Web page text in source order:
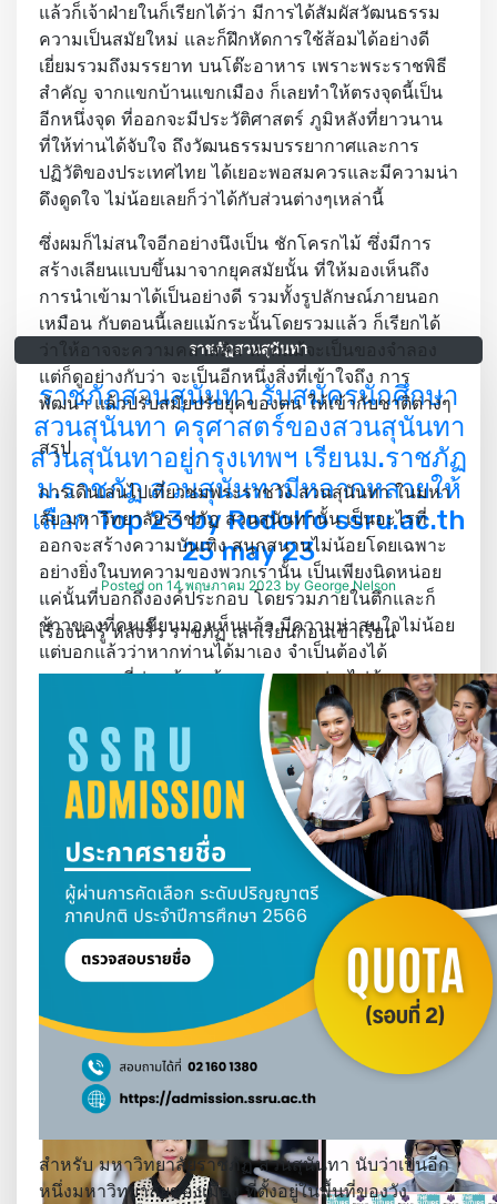
แล้วก็เจ้าฝ่ายในก็เรียกได้ว่า มีการได้สัมผัสวัฒนธรรม
ความเป็นสมัยใหม่ และก็ฝึกหัดการใช้ส้อมได้อย่างดี
เยี่ยมรวมถึงมรรยาท บนโต๊ะอาหาร เพราะพระราชพิธี
สำคัญ จากแขกบ้านแขกเมือง ก็เลยทำให้ตรงจุดนี้เป็น
อีกหนึ่งจุด ที่ออกจะมีประวัติศาสตร์ ภูมิหลังที่ยาวนาน
ที่ให้ท่านได้จับใจ ถึงวัฒนธรรมบรรยากาศและการ
ปฏิวัติของประเทศไทย ได้เยอะพอสมควรและมีความน่า
ดึงดูดใจ ไม่น้อยเลยก็ว่าได้กับส่วนต่างๆเหล่านี้
ซึ่งผมก็ไม่สนใจอีกอย่างนึงเป็น ชักโครกไม้ ซึ่งมีการ
สร้างเลียนแบบขึ้นมาจากยุคสมัยนั้น ที่ให้มองเห็นถึง
การนำเข้ามาได้เป็นอย่างดี รวมทั้งรูปลักษณ์ภายนอก
เหมือน กับตอนนี้เลยแม้กระนั้นโดยรวมแล้ว ก็เรียกได้
ว่าให้อาจจะความคลาสสิค หากแม้จะเป็นของจำลอง
แต่ก็ดูอย่างกับว่า จะเป็นอีกหนึ่งสิ่งที่เข้าใจถึง การ
พัฒนา แล้วปรับสมัยปรับยุคของตน ให้เข้ากับชาติต่างๆ
สรุป
การเดินเล่นไปเที่ยวชมพระราชวัง สวนสุนันทา ในมหา
ลัย มหาวิทยาลัยราชภัฏ สวนสุนันทานั้น เป็นอะไรที่
ออกจะสร้างความบันเทิง สนุกสนานไม่น้อยโดยเฉพาะ
อย่างยิ่งในบทความของพวกเรานั้น เป็นเพียงนิดหน่อย
แค่นั้นที่บอกถึงองค์ประกอบ โดยรวมภายในตึกและก็
ข้าวของที่คนเขียนมองเห็นแล้ว มีความน่าสนใจไม่น้อย
แต่บอกแล้วว่าหากท่านได้มาเอง จำเป็นต้องได้
บรรยากาศที่ค่อนข้างสร้างความแตกต่างไม่น้อย และ
เป็นอะไรที่ค่อนข้างจะดีเยี่ยมที่สุด และก็ยอดเยี่ยมอีก
ด้วย
https://bit.ly/ssru-ac-th
https://wow.in.th/ssru-ac-th
https://is.gd/ssru_ac_th
https://rebrand.ly/ssru-ac-th
https://t.co/nqDAYlNJIV
ราชภัฏสวนสุนันทา
ราชภัฏสวนสุนันทา รับสมัครนักศึกษา
สวนสุนันทา ครุศาสตร์ของสวนสุนันทา
สวนสุนันทาอยู่กรุงเทพฯ เรียนม.ราชภัฏ
ม.ราชภัฏ สวนสุนันทามีหลากหลายให้
เลือก Top 23 by Rodolfo ssru.ac.th
25 may 23
Posted on 14 พฤษภาคม 2023 by George Nelson
เรื่องน่ารู้ หลังรั้ว ราชภัฏ เล่าเรียนก่อนเข้าเรียน
สำหรับ มหาวิทยาลัยราชภัฏ สวนสุนันทา นับว่าเป็นอีก
หนึ่งมหาวิทยาลัยของเมือง ที่ตั้งอยู่ในพื้นที่ของวัง